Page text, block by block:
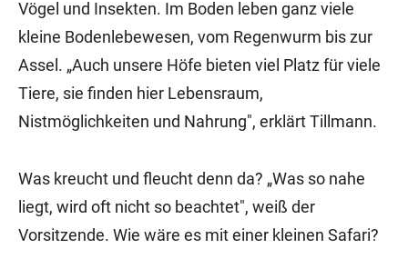
Vögel und Insekten. Im Boden leben ganz viele
kleine Bodenlebewesen, vom Regenwurm bis zur
Assel. „Auch unsere Höfe bieten viel Platz für viele
Tiere, sie finden hier Lebensraum,
Nistmöglichkeiten und Nahrung", erklärt Tillmann.
Was kreucht und fleucht denn da? „Was so nahe
liegt, wird oft nicht so beachtet", weiß der
Vorsitzende. Wie wäre es mit einer kleinen Safari?